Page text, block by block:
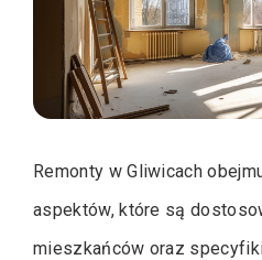
Remonty w Gliwicach
aspektów, które są
mieszkańców oraz